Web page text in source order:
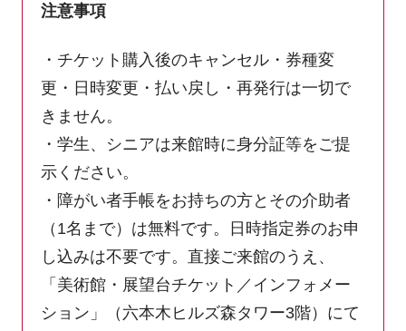
注意事項
・チケット購入後のキャンセル・券種変
更・日時変更・払い戻し・再発行は一切で
きません。
・学生、シニアは来館時に身分証等をご提
示ください。
・障がい者手帳をお持ちの方とその介助者
（1名まで）は無料です。日時指定券のお申
し込みは不要です。直接ご来館のうえ、
「美術館・展望台チケット／インフォメー
ション」（六本⽊ヒルズ森タワー3階）にて